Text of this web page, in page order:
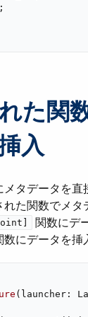
た関
入
タデータを
れた関数でメタ
関数にデ
にデータを挿
(launcher: